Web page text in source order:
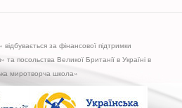
за фінансової підтримки
посольства Великої Британії в Україні в
миротворча школа»